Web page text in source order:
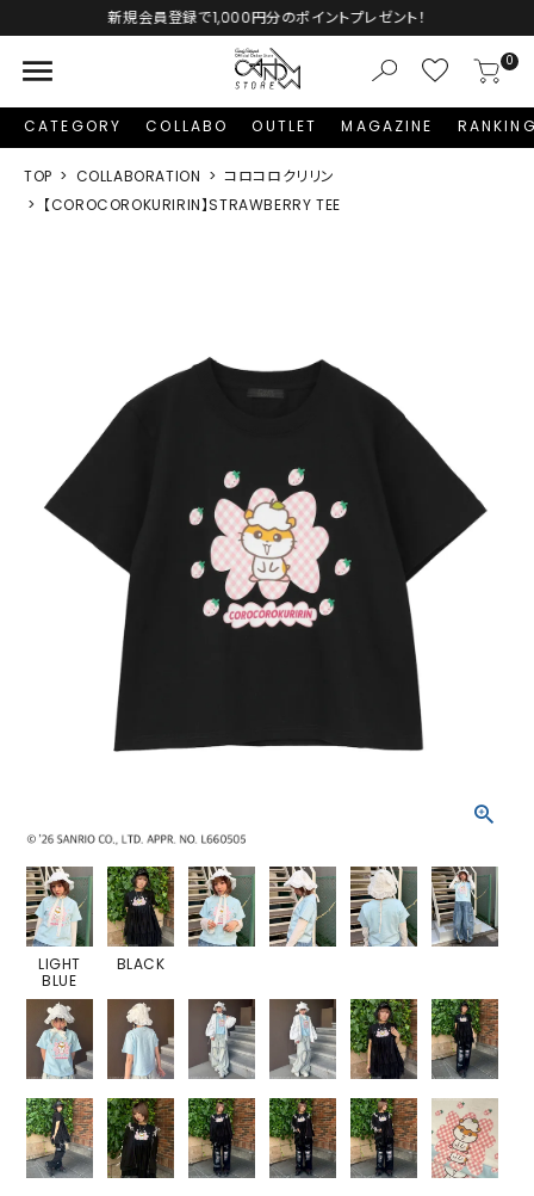
新規会員登録で1,000円分のポイントプレゼント！
menu 0
CATEGORY COLLABO OUTLET MAGAZINE
TOP COLLABORATION
コロコロクリリン
【COROCOROKURIRIN】STRAWBERRY TEE
LIGHT
BLUE
BLACK